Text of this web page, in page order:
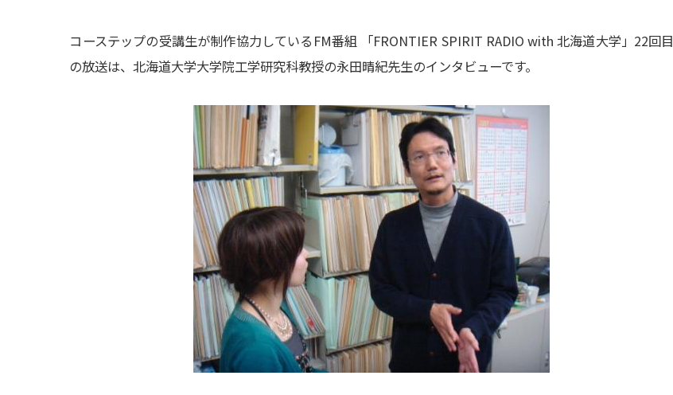
コーステップの受講生が制作協力しているFM番組 「FRONTIER SPIRIT RADIO with 北海道大学」22回目
の放送は、北海道大学大学院工学研究科教授の永田晴紀先生のインタビューです。